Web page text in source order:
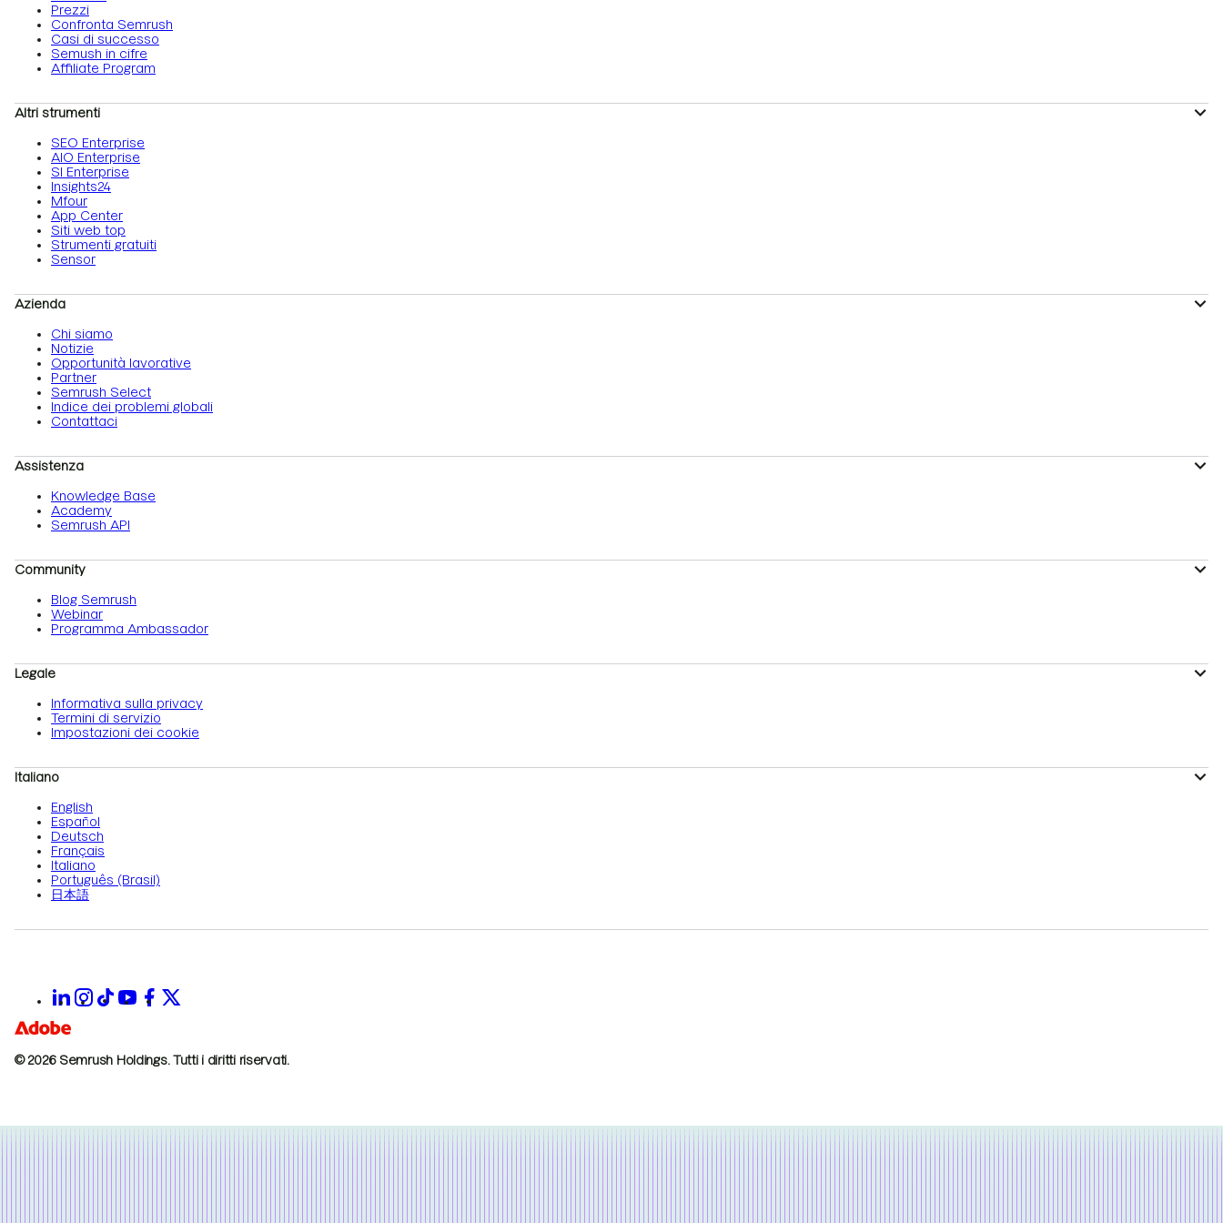
Prezzi
Confronta Semrush
Casi di successo
Semush in cifre
Affiliate Program
Altri strumenti
SEO Enterprise
AIO Enterprise
SI Enterprise
Insights24
Mfour
App Center
Siti web top
Strumenti gratuiti
Sensor
Azienda
Chi siamo
Notizie
Opportunità lavorative
Partner
Semrush Select
Indice dei problemi globali
Contattaci
Assistenza
Knowledge Base
Academy
Semrush API
Community
Blog Semrush
Webinar
Programma Ambassador
Legale
Informativa sulla privacy
Termini di servizio
Impostazioni dei cookie
Italiano
English
Español
Deutsch
Français
Italiano
Português (Brasil)
日本語
© 2026 Semrush Holdings. Tutti i diritti riservati.